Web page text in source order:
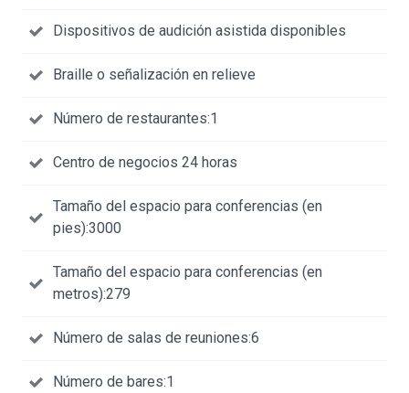
Dispositivos de audición asistida disponibles
Braille o señalización en relieve
Número de restaurantes:1
Centro de negocios 24 horas
Tamaño del espacio para conferencias (en
pies):3000
Tamaño del espacio para conferencias (en
metros):279
Número de salas de reuniones:6
Número de bares:1